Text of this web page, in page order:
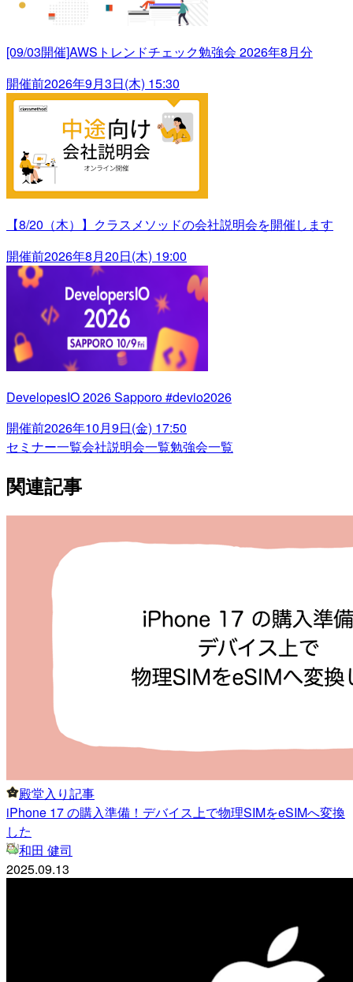
[09/03開催]AWSトレンドチェック勉強会 2026年8月分
開催前2026年9月3日(木) 15:30
【8/20（木）】クラスメソッドの会社説明会を開催します
開催前2026年8月20日(木) 19:00
DevelopesIO 2026 Sapporo #devio2026
開催前2026年10月9日(金) 17:50
セミナー一覧会社説明会一覧勉強会一覧
関連記事
殿堂入り記事
iPhone 17 の購入準備！デバイス上で物理SIMをeSIMへ変換
した
和田 健司
2025.09.13